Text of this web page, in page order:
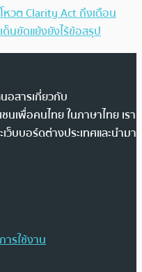
วต Clarity Act ถึงเดือน
นขัดแย้งยังไร้ข้อสรุป
อสารเกี่ยวกับ
นเพื่อคนไทย ในภาษาไทย เรา
ว็บบอร์ดต่างประเทศและนำมา
รใช้งาน